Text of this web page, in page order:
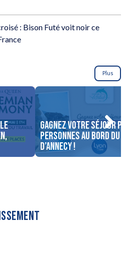
: Bison Futé voit noir ce
Plus
Gagnez votre séjour
personnes au bord du
d’Annecy !